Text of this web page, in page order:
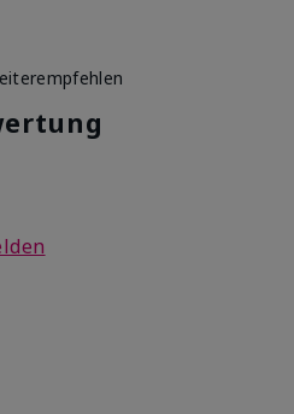
5
im
dir